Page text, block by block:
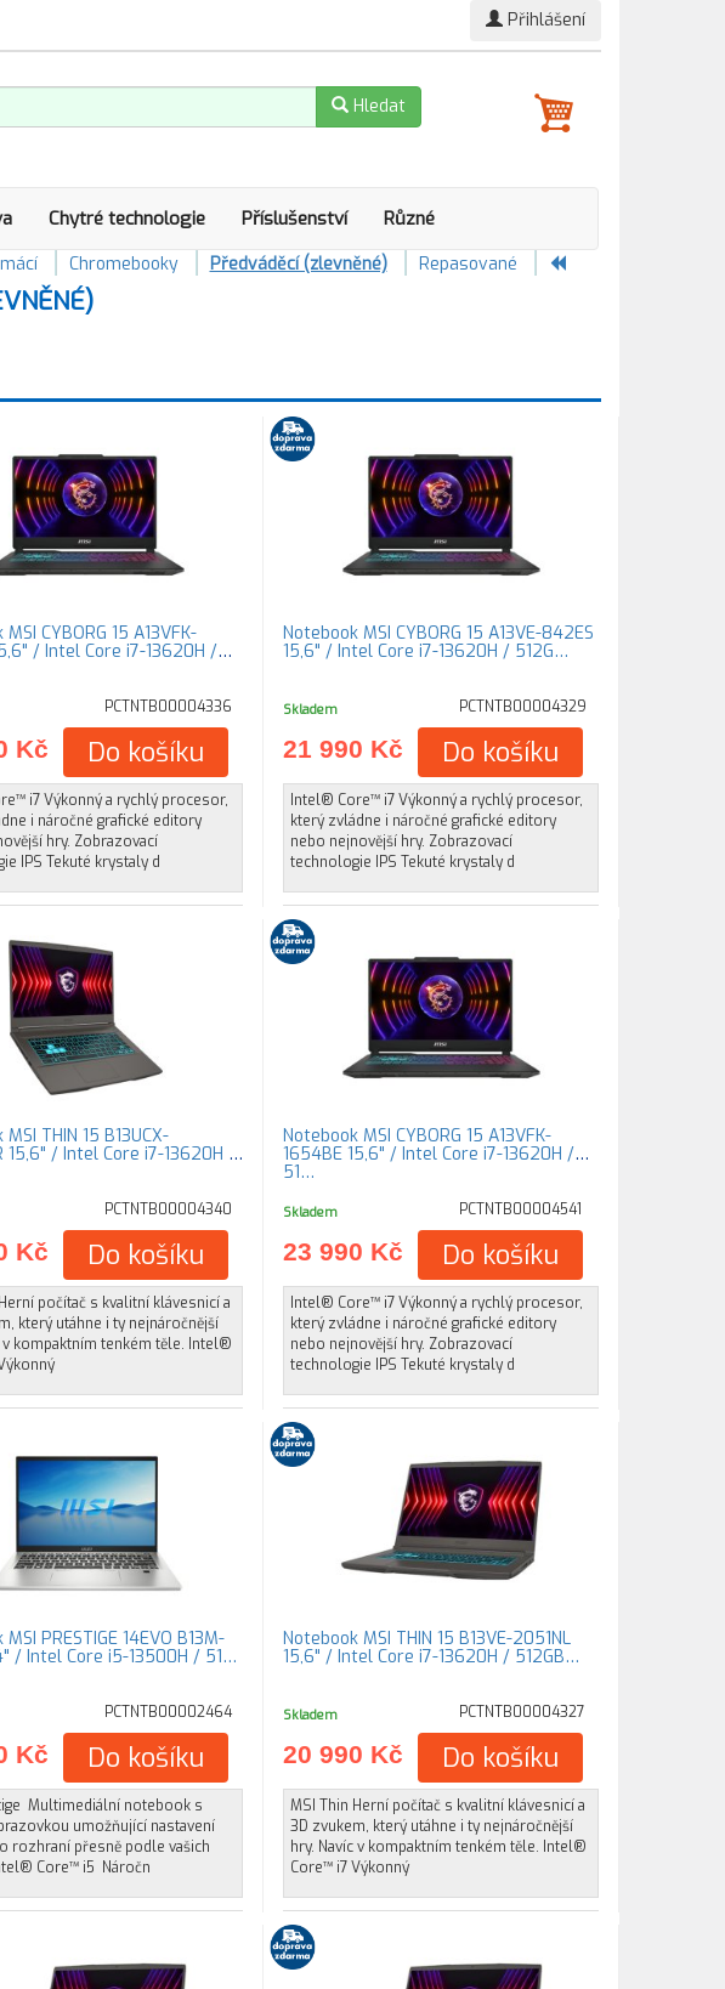
Přihlášení
Hledat
Chytré technologie Příslušenství Různé
Chromebooky Předváděcí (zlevněné) Repasované
CYBORG 15 A13VFK-
/ Intel Core i7-13620H /
PCTNTB00004336
Kč Do košíku
i7 Výkonný a rychlý procesor,
i náročné grafické editory
hry. Zobrazovací
IPS Tekuté krystaly d
Notebook MSI CYBORG 15 A13VE-842ES
15,6" / Intel Core i7-13620H / 512G…
Skladem PCTNTB00004329
21 990 Kč Do košíku
Intel® Core™ i7 Výkonný a rychlý procesor,
který zvládne i náročné grafické editory
nebo nejnovější hry. Zobrazovací
technologie IPS Tekuté krystaly d
THIN 15 B13UCX-
15,6" / Intel Core i7-13620H /
PCTNTB00004340
Kč Do košíku
počítač s kvalitní klávesnicí a
který utáhne i ty nejnáročnější
v kompaktním tenkém těle. Intel®
Notebook MSI CYBORG 15 A13VFK-
1654BE 15,6" / Intel Core i7-13620H /
51…
Skladem PCTNTB00004541
23 990 Kč Do košíku
Intel® Core™ i7 Výkonný a rychlý procesor,
který zvládne i náročné grafické editory
nebo nejnovější hry. Zobrazovací
technologie IPS Tekuté krystaly d
PRESTIGE 14EVO B13M-
/ Intel Core i5-13500H / 51…
PCTNTB00002464
Kč Do košíku
Multimediální notebook s
umožňující nastavení
rozhraní přesně podle vašich
Core™ i5 Náročn
Notebook MSI THIN 15 B13VE-2051NL
15,6" / Intel Core i7-13620H / 512GB…
Skladem PCTNTB00004327
20 990 Kč Do košíku
MSI Thin Herní počítač s kvalitní klávesnicí a
3D zvukem, který utáhne i ty nejnáročnější
hry. Navíc v kompaktním tenkém těle. Intel®
Core™ i7 Výkonný